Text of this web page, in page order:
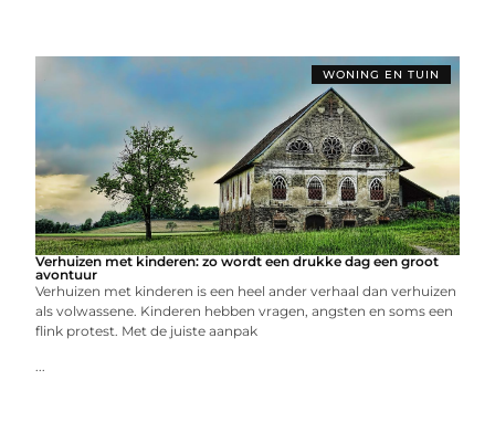
WONING EN TUIN
Verhuizen met kinderen: zo wordt een drukke dag een groot
avontuur
Verhuizen met kinderen is een heel ander verhaal dan verhuizen
als volwassene. Kinderen hebben vragen, angsten en soms een
flink protest. Met de juiste aanpak
...